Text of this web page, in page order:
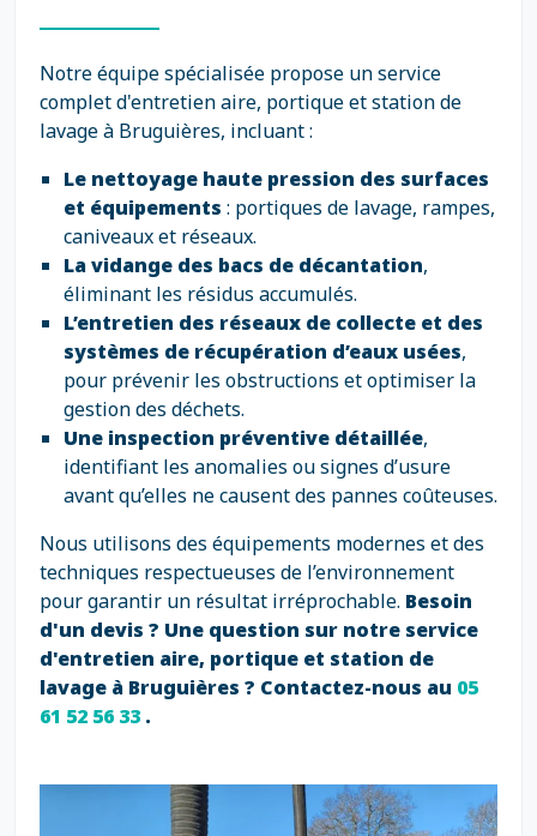
Notre équipe spécialisée propose un service
complet d'entretien aire, portique et station de
lavage à Bruguières, incluant :
Le nettoyage haute pression des surfaces
et équipements : portiques de lavage, rampes,
caniveaux et réseaux.
La vidange des bacs de décantation,
éliminant les résidus accumulés.
L’entretien des réseaux de collecte et des
systèmes de récupération d’eaux usées,
pour prévenir les obstructions et optimiser la
gestion des déchets.
Une inspection préventive détaillée,
identifiant les anomalies ou signes d’usure
avant qu’elles ne causent des pannes coûteuses.
Nous utilisons des équipements modernes et des
techniques respectueuses de l’environnement
pour garantir un résultat irréprochable. Besoin
d'un devis ? Une question sur notre service
d'entretien aire, portique et station de
lavage à Bruguières ? Contactez-nous au 05
61 52 56 33 .